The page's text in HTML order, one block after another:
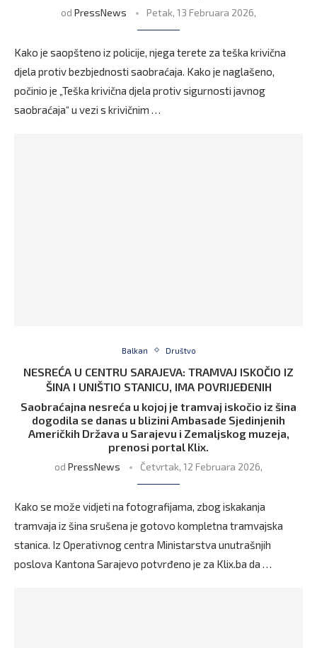
od PressNews Petak, 13 Februara 2026,
Kako je saopšteno iz policije, njega terete za teška krivična
djela protiv bezbjednosti saobraćaja. Kako je naglašeno,
počinio je „Teška krivična djela protiv sigurnosti javnog
saobraćaja“ u vezi s krivičnim …
Balkan Društvo
NESREĆA U CENTRU SARAJEVA: TRAMVAJ ISKOČIO IZ
ŠINA I UNIŠTIO STANICU, IMA POVRIJEĐENIH
Saobraćajna nesreća u kojoj je tramvaj iskočio iz šina
dogodila se danas u blizini Ambasade Sjedinjenih
Američkih Država u Sarajevu i Zemaljskog muzeja,
prenosi portal Klix.
od PressNews Četvrtak, 12 Februara 2026,
Kako se može vidjeti na fotografijama, zbog iskakanja
tramvaja iz šina srušena je gotovo kompletna tramvajska
stanica. Iz Operativnog centra Ministarstva unutrašnjih
poslova Kantona Sarajevo potvrđeno je za Klix.ba da …